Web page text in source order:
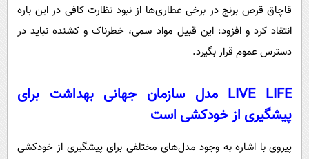
قاچاق قرص برنج در برخی عطاری‌ها از نبود نظارت کافی در این‌ باره
انتقاد کرد و افزود: این قبیل مواد سمی، خطرناک و کشنده نباید در
دسترس عموم قرار بگیرد.
LIVE LIFE مدل سازمان جهانی بهداشت برای
پیشگیری از خودکشی است
پیروی با اشاره به وجود مدل‌های مختلفی برای پیشگیری از خودکشی